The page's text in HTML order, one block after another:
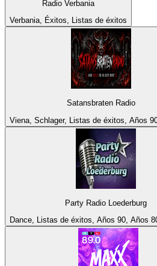
Radio Verbania
Verbania, Éxitos, Listas de éxitos
Satansbraten Radio
Viena, Schlager, Listas de éxitos, Años
Party Radio Loederburg
Dance, Listas de éxitos, Años 90, Años